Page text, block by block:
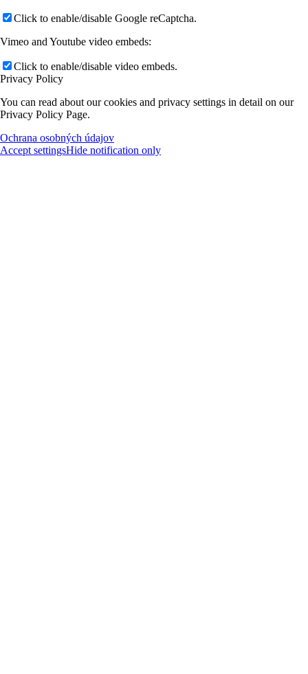
Click to enable/disable Google reCaptcha.
Vimeo and Youtube video embeds:
Click to enable/disable video embeds.
Privacy Policy
You can read about our cookies and privacy settings in detail on our
Privacy Policy Page.
Ochrana osobných údajov
Accept settingsHide notification only